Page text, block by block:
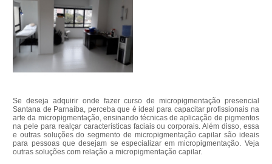
Se deseja adquirir onde fazer curso de micropigmentação presencial
Santana de Parnaíba, perceba que é ideal para capacitar profissionais na
arte da micropigmentação, ensinando técnicas de aplicação de pigmentos
na pele para realçar características faciais ou corporais. Além disso, essa
e outras soluções do segmento de micropigmentação capilar são ideais
para pessoas que desejam se especializar em micropigmentação. Veja
outras soluções com relação a micropigmentação capilar.